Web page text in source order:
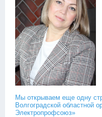
Мы открываем еще одну
Волгоградской областной
Электропрофсоюз»